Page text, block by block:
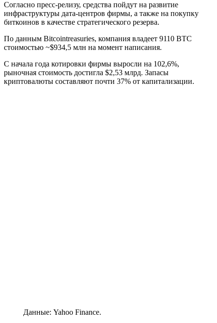
Согласно пресс-релизу, средства пойдут на развитие
инфраструктуры дата-центров фирмы, а также на покупку
биткоинов в качестве стратегического резерва.
По данным Bitcointreasuries, компания владеет 9110 BTC
стоимостью ~$934,5 млн на момент написания.
С начала года котировки фирмы выросли на 102,6%,
рыночная стоимость достигла $2,53 млрд. Запасы
криптовалюты составляют почти 37% от капитализации.
Данные: Yahoo Finance.